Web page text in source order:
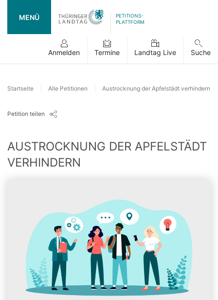
MENÜ
PETITIONS-
PLATTFORM
Anmelden Termine Landtag Live Suche
Startseite Alle Petitionen Austrocknung der Apfelstädt verhindern
Petition teilen
AUSTROCKNUNG DER APFELSTÄDT
VERHINDERN